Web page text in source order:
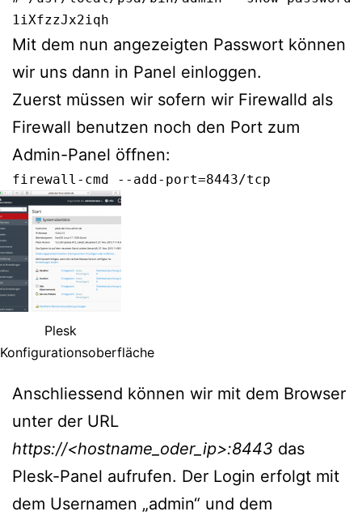
Mit dem nun angezeigten Passwort können
wir uns dann in Panel einloggen.
Zuerst müssen wir sofern wir Firewalld als
Firewall benutzen noch den Port zum
Admin-Panel öffnen:
firewall-cmd --add-port=8443/tcp
Plesk
Konfigurationsoberfläche
Anschliessend können wir mit dem Browser
unter der URL
https://<hostname_oder_ip>:8443 das
Plesk-Panel aufrufen. Der Login erfolgt mit
dem Usernamen „admin“ und dem